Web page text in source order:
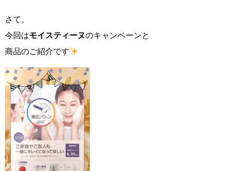
さて、
今回はモイスティーヌのキャンペーンと
商品のご紹介です